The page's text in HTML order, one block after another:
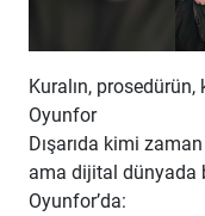
Kuralın, prosedürün,
Oyunfor
Dışarıda kimi
ama dijital dünyada
Oyunfor’da: